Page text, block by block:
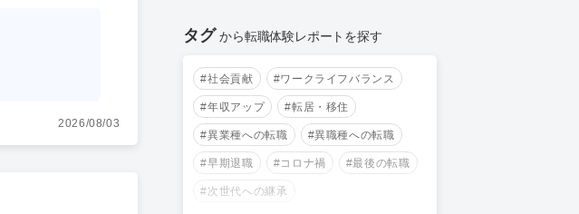
2026/08/03
タグ から転職体験レポートを探す
#社会貢献 #ワークライフバランス
#年収アップ #転居・移住
#異業種への転職 #異職種への転職
#早期退職 #コロナ禍 #最後の転職
#次世代への継承